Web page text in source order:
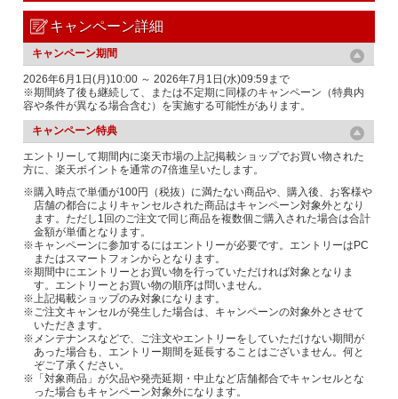
キャンペーン詳細
キャンペーン期間
2026年6月1日(月)10:00 ～ 2026年7月1日(水)09:59まで
※期間終了後も継続して、または不定期に同様のキャンペーン（特典内
容や条件が異なる場合含む）を実施する可能性があります。
キャンペーン特典
エントリーして期間内に楽天市場の上記掲載ショップでお買い物された
方に、楽天ポイントを通常の7倍進呈いたします。
※購入時点で単価が100円（税抜）に満たない商品や、購入後、お客様や
店舗の都合によりキャンセルされた商品はキャンペーン対象外となり
ます。ただし1回のご注文で同じ商品を複数個ご購入された場合は合計
金額が単価となります。
※キャンペーンに参加するにはエントリーが必要です。エントリーはPC
またはスマートフォンからとなります。
※期間中にエントリーとお買い物を行っていただければ対象となりま
す。エントリーとお買い物の順序は問いません。
※上記掲載ショップのみ対象になります。
※ご注文キャンセルが発生した場合は、キャンペーンの対象外とさせて
いただきます。
※メンテナンスなどで、ご注文やエントリーをしていただけない期間が
あった場合も、エントリー期間を延長することはございません。何と
ぞご了承ください。
※「対象商品」が欠品や発売延期・中止など店舗都合でキャンセルとな
った場合もキャンペーン対象外になります。